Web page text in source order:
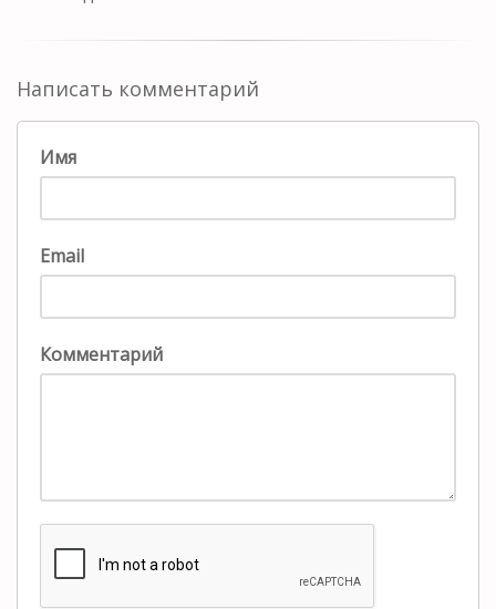
Написать комментарий
Имя
Email
Комментарий